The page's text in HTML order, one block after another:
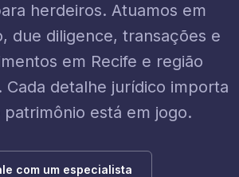
herdeiros. Atuamos em
due diligence, transações e
em Recife e região
Cada detalhe jurídico importa
patrimônio está em jogo.
com um especialista